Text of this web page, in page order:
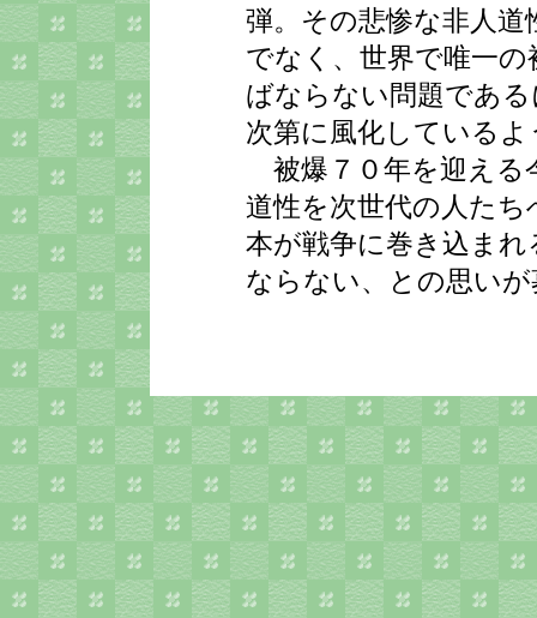
弾。その悲惨な非人道
でなく、世界で唯一
ばならない問題であ
次第に風化している
被爆７０年を迎える
道性を次世代の人た
本が戦争に巻き込ま
ならない、との思